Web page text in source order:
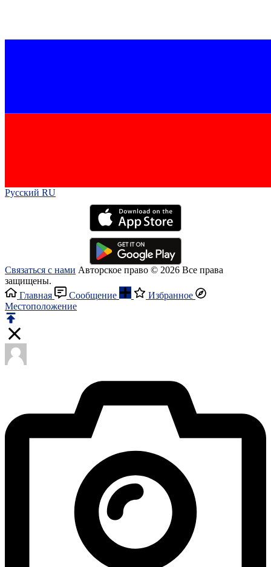
Русский RU‎
Связаться с нами Авторское право © 2026 Все права
защищены.
Главная
Сообщение
Избранное
Местоположение